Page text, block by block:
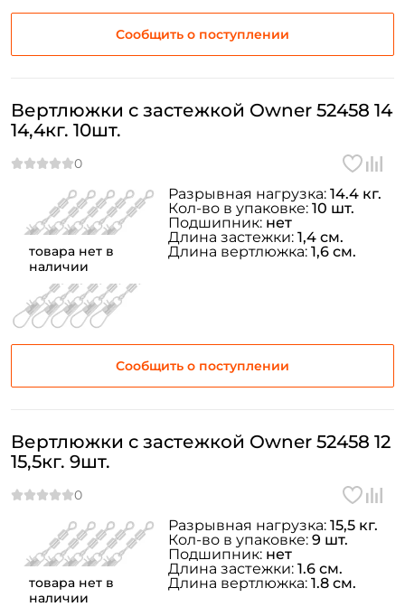
Сообщить о поступлении
товара нет в
наличии
Вертлюжки с застежкой Owner 52458 14
14,4кг. 10шт.
Сообщить о поступлении
Разрывная нагрузка: 14.4 кг.
Кол-во в упаковке: 10 шт.
Подшипник: нет
Длина застежки: 1,4 см.
Длина вертлюжка: 1,6 см.
товара нет в
наличии
Вертлюжки с застежкой Owner 52458 12
15,5кг. 9шт.
Разрывная нагрузка: 15,5 кг.
Кол-во в упаковке: 9 шт.
Подшипник: нет
Длина застежки: 1.6 см.
Длина вертлюжка: 1.8 см.